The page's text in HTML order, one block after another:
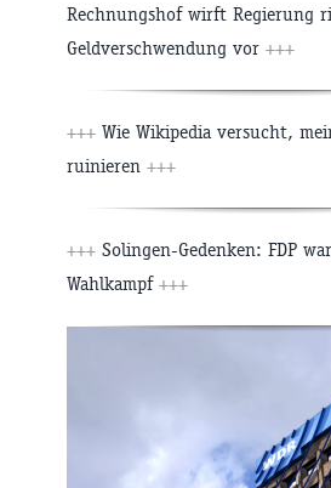
Rechnungshof wirft Regierung
Geldverschwendung vor +++
+++ Wie Wikipedia versucht,
ruinieren +++
+++ Solingen-Gedenken: FDP
Wahlkampf +++